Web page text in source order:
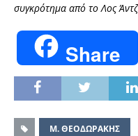
συγκρότημα από το Λος
Share
Μ. ΘΕΟΔΩΡΑΚΗΣ